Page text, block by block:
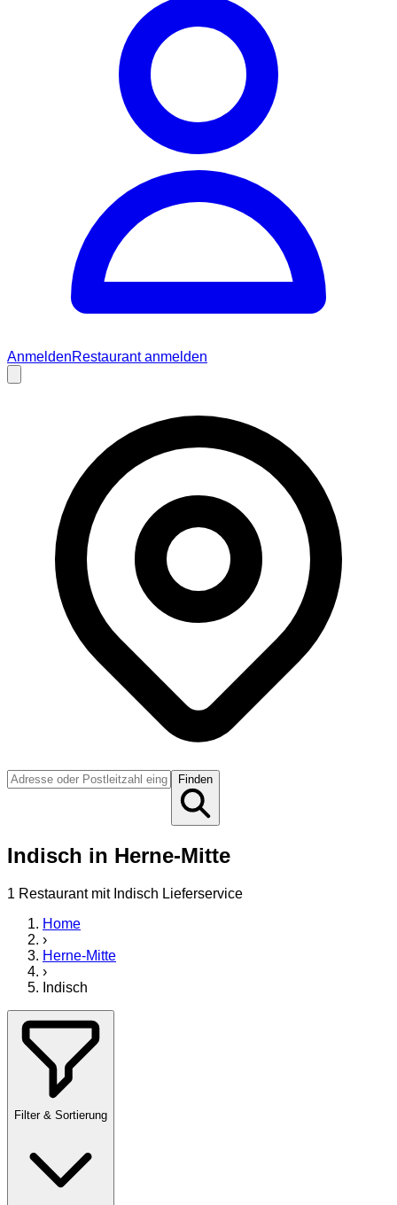
AnmeldenRestaurant anmelden
Finden
Indisch in Herne-Mitte
1 Restaurantmit Indisch Lieferservice
Home
›
Herne-Mitte
›
Indisch
Filter & Sortierung